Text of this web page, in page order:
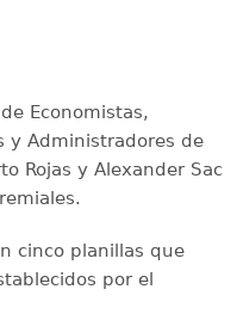
Economistas,
y Administradores de
Rojas y Alexander Sac
cinco planillas que
por el